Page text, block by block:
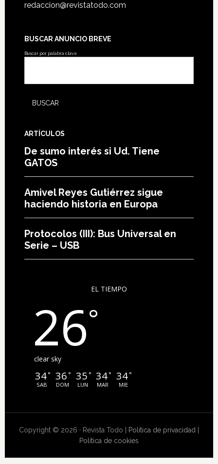
redaccion@revistatodo.com
BUSCAR ANUNCIO BREVE
Buscar por palabra clave
ARTÍCULOS
De sumo interés si Ud. Tiene
GATOS
Amivel Reyes Gutiérrez sigue
haciendo historia en Europa
Protocolos (III): Bus Universal en
Serie – USB
EL TIEMPO
26°
clear sky
34°
SAB
36 °
DOM
35 °
LUN
34°
MAR
34°
MIE
Copyright © 2026 · Revista Todo | Política de privacidad|
Política de cookies